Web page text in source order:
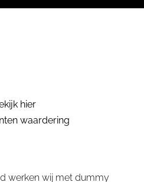
hier
waardering
werken wij met dummy